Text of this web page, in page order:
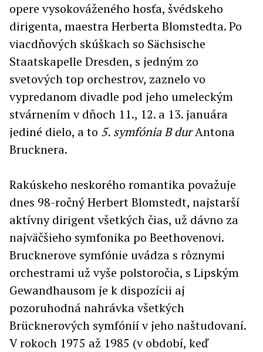
opere vysokováženého hosťa, švédskeho
dirigenta, maestra Herberta Blomstedta. Po
viacdňových skúškach so Sächsische
Staatskapelle Dresden, s jedným zo
svetových top orchestrov, zaznelo vo
vypredanom divadle pod jeho umeleckým
stvárnením v dňoch 11., 12. a 13. januára
jediné dielo, a to 5. symfónia B durAntona
Brucknera.
Rakúskeho neskorého romantika považuje
dnes 98-ročný Herbert Blomstedt, najstarší
aktívny dirigent všetkých čias, už dávno za
najväčšieho symfonika po Beethovenovi.
Brucknerove symfónie uvádza s rôznymi
orchestrami už vyše polstoročia, s Lipským
Gewandhausom je k dispozícii aj
pozoruhodná nahrávka všetkých
Brücknerových symfónií v jeho naštudovaní.
V rokoch 1975 až 1985 (v období, keď